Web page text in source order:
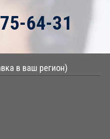
64-31
в ваш регион)